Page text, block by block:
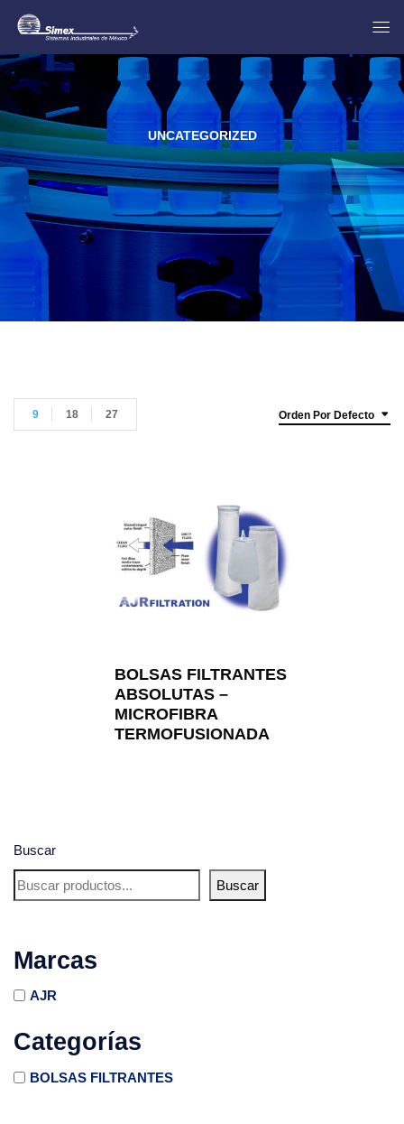
UNCATEGORIZED
Buscar
Buscar
Marcas
AJR
Categorías
BOLSAS FILTRANTES
Orden Por Defecto
9 18 27
BOLSAS FILTRANTES
ABSOLUTAS –
MICROFIBRA
TERMOFUSIONADA